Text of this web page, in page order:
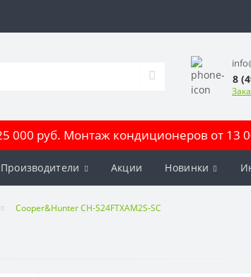
8
000 руб. Монтаж кондиционеров от 13
Производители Акции Новинки
Cooper&Hunter CH-S24FTXAM2S-SC